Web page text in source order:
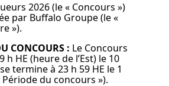
2026 (le « Concours »)
par Buffalo Groupe (le «
»).
CONCOURS : Le Concours
h HE (heure de l’Est) le 10
termine à 23 h 59 HE le 1
Période du concours »).